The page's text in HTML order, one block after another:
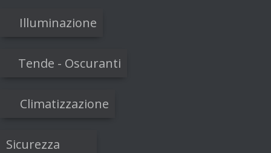
Illuminazione
Tende - Oscuranti
Climatizzazione
Sicurezza